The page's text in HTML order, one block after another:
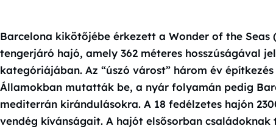
Barcelona kikötőjébe érkezett a Wonder of the Seas
tengerjáró hajó, amely 362 méteres hosszúságával
kategóriájában. Az “úszó várost” három év
Államokban mutatták be, a nyár folyamán pedig
mediterrán kirándulásokra. A 18 fedélzetes hajón
vendég kívánságait. A hajót elsősorban